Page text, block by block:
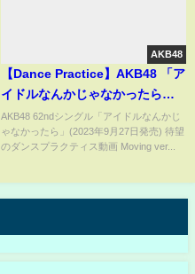
AKB48
【Dance Practice】AKB48 「ア
イドルなんかじゃなかったら」
Moving ver.
AKB48 62ndシングル「アイドルなんかじ
ゃなかったら」(2023年9月27日発売) 待望
のダンスプラクティス動画 Moving ver...